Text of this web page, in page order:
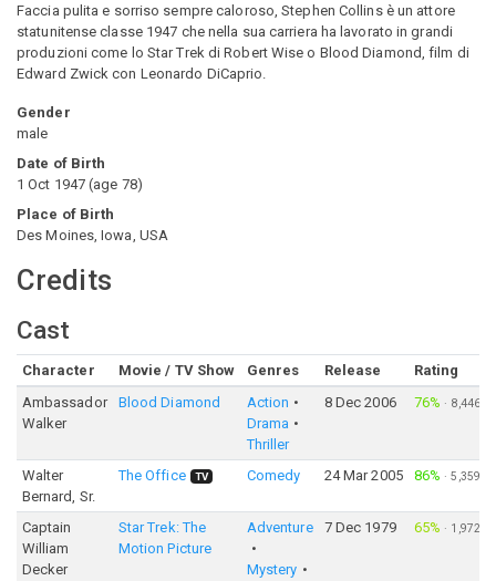
Faccia pulita e sorriso sempre caloroso, Stephen Collins è un attore
statunitense classe 1947 che nella sua carriera ha lavorato in grandi
produzioni come lo Star Trek di Robert Wise o Blood Diamond, film di
Edward Zwick con Leonardo DiCaprio.
Gender
male
Date of Birth
1 Oct 1947 (age 78)
Place of Birth
Des Moines, Iowa, USA
Credits
Cast
Character Movie / TV Show Genres Release
Rating
Ambassador
Walker
Blood Diamond
Action
Drama
Thriller
8 Dec 2006 76% · 8,446
Walter
Bernard, Sr.
The Office TV Comedy 24 Mar 2005 86% ·5,359
Captain
William
Decker
Star Trek: The
Motion Picture
Adventure
Mystery
7 Dec 1979 65% · 1,972